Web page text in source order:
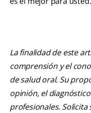
La finalidad de este
comprensión y el
de salud oral. Su
opinión, el
profesionales.